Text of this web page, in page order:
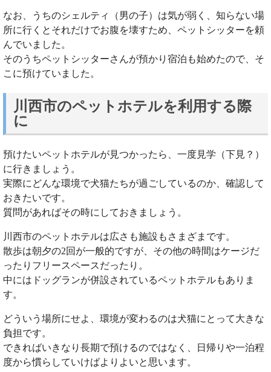
なお、うちのシェルティ（男の子）は気が弱く、知らない場
所に行くとそれだけでお腹を壊すため、ペットシッターを頼
んでいました。
そのうちペットシッターさんが預かり宿泊も始めたので、そ
こに預けていました。
川西市のペットホテルを利用する際
に
預けたいペットホテルが見つかったら、一度見学（下見？）
に行きましょう。
実際にどんな環境で犬猫たちが過ごしているのか、確認して
おきたいです。
質問があればその時にしておきましょう。
川西市のペットホテルは広さも施設もさまざまです。
散歩は朝夕の2回が一般的ですが、その他の時間はケージだ
ったりフリースペースだったり。
中にはドッグランが併設されているペットホテルもありま
す。
どういう場所にせよ、環境が変わるのは犬猫にとって大きな
負担です。
できればいきなり長期で預けるのではなく、日帰りや一泊程
度から慣らしていけばよりよいと思います。